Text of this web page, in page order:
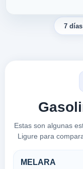
7 días
Estas son algunas
Ligure para
MELARA